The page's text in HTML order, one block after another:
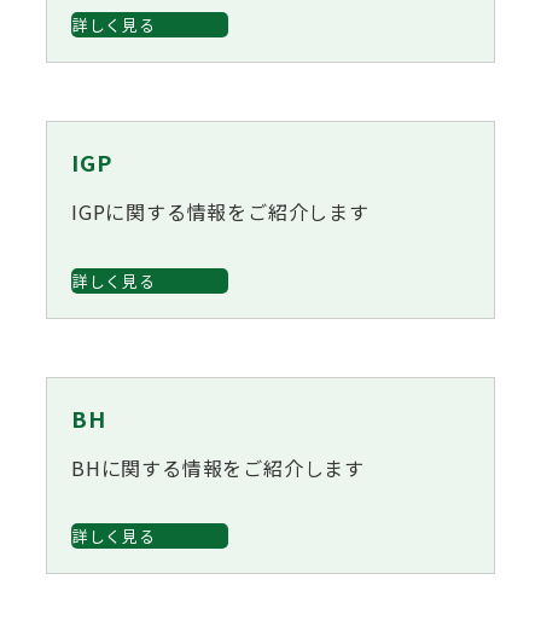
詳しく見る
IGP
IGPに関する情報をご紹介します
詳しく見る
BH
BHに関する情報をご紹介します
詳しく見る